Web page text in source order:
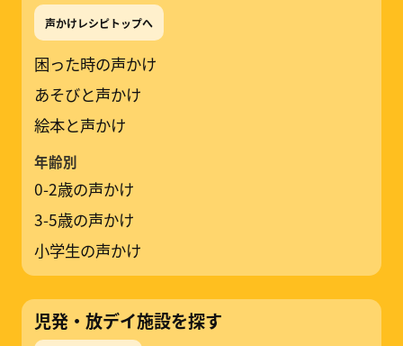
声かけレシピトップへ
困った時の声かけ
あそびと声かけ
絵本と声かけ
年齢別
0-2歳の声かけ
3-5歳の声かけ
小学生の声かけ
児発・放デイ施設を探す